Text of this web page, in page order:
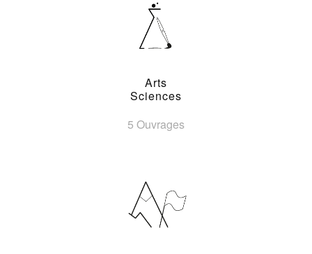
Arts
Sciences
5 Ouvrages